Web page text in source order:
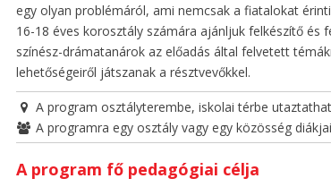
egy olyan problémáról, ami nemcsak a fiatalokat
16-18 éves korosztály számára ajánljuk felkészítő
színész-drámatanárok az előadás által felvetett
lehetőségeiről játszanak a résztvevőkkel.
A program osztályterembe, iskolai térbe
A programra egy osztály vagy egy közösség
A program fő pedagógiai célja